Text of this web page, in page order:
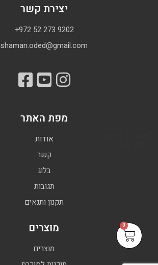
יצירת קשר
+972 52 273 9202
shaman.oded@gmail.com
0
מפת האתר
אודות
קשר
בלוג
תגובות
תקנון ותנאים
מוצרים
מוצרים